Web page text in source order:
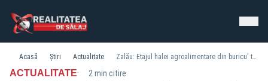
Acasă Știri Actualitate Zalău: Etajul halei agroalimentare din buricu' târgului este pustiu. Se iau măsuri pentru atragerea comercianţilor
ACTUALITATE· 2 min citire